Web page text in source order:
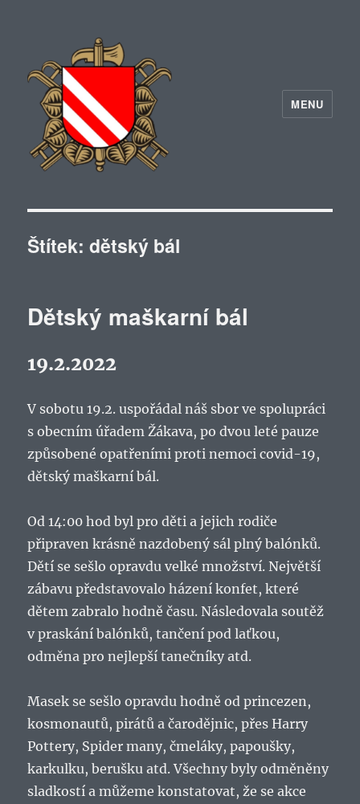
MENU
Štítek:dětský bál
Dětský maškarní bál
19.2.2022
V sobotu 19.2. uspořádal náš sbor ve spolupráci
s obecním úřadem Žákava, po dvou leté pauze
způsobené opatřeními proti nemoci covid-19,
dětský maškarní bál.
Od 14:00 hod byl pro děti a jejich rodiče
připraven krásně nazdobený sál plný balónků.
Dětí se sešlo opravdu velké množství. Největší
zábavu představovalo házení konfet, které
dětem zabralo hodně času. Následovala soutěž
v praskání balónků, tančení pod laťkou,
odměna pro nejlepší tanečníky atd.
Masek se sešlo opravdu hodně od princezen,
kosmonautů, pirátů a čarodějnic, přes Harry
Pottery, Spider many, čmeláky, papoušky,
karkulku, berušku atd. Všechny byly odměněny
sladkostí a můžeme konstatovat, že se akce